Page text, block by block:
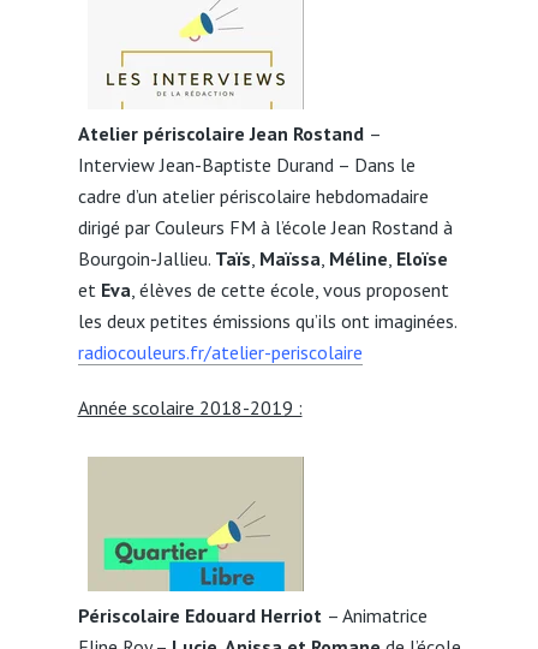
Atelier périscolaire Jean Rostand –
Interview Jean-Baptiste Durand – Dans le
cadre d’un atelier périscolaire hebdomadaire
dirigé par Couleurs FM à l’école Jean Rostand à
Bourgoin-Jallieu. Taïs Maïssa Méline Eloïse
et Eva , élèves de cette école, vous proposent
les deux petites émissions qu’ils ont imaginées.
radiocouleurs.fr/atelier-periscolaire
Année scolaire 2018-2019 :
Périscolaire Edouard Herriot – Animatrice